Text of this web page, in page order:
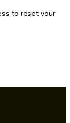
to reset your